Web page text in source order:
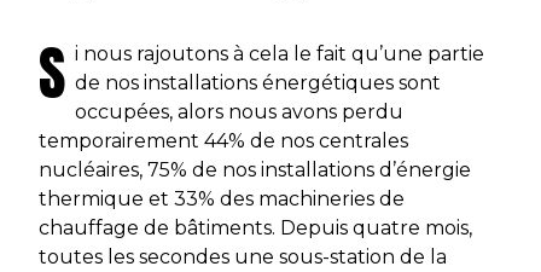
S i nous rajoutons à cela le fait qu’une partie
de nos installations énergétiques sont
occupées, alors nous avons perdu
temporairement 44% de nos centrales
nucléaires, 75% de nos installations d’énergie
thermique et 33% des machineries de
chauffage de bâtiments. Depuis quatre mois,
toutes les secondes une sous-station de la